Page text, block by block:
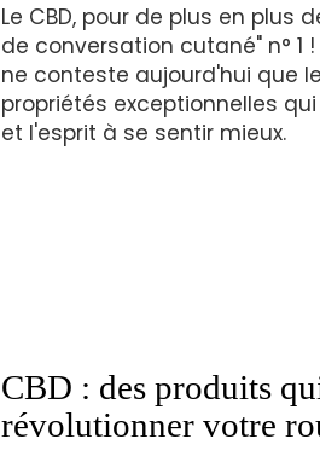
Le CBD, pour de plus en plus
de conversation cutané" n° 1
ne conteste aujourd'hui que
propriétés exceptionnelles
et l'esprit à se sentir mieux.
CBD : des produits
révolutionner votre